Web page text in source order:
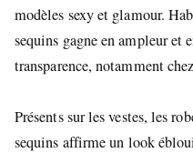
modèles sexy et glamour.
sequins gagne en ampleur et
transparence, notamment
Présents sur les vestes, les
sequins affirme un look